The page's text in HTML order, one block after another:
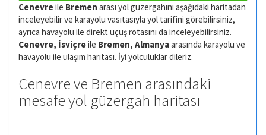
Cenevreile Bremen arası yol güzergahını aşağıdaki haritadan
inceleyebilir ve karayolu vasıtasıyla yol tarifini görebilirsiniz,
ayrıca havayolu ile direkt uçuş rotasını da inceleyebilirsiniz.
Cenevre, İsviçreile Bremen, Almanyaarasında karayolu ve
havayolu ile ulaşım harıtası. İyi yolculuklar dileriz.
Cenevre ve Bremen arasındaki
mesafe yol güzergah haritası